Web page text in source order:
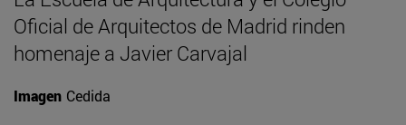
Oficial de Arquitectos de Madrid rinden
homenaje a Javier Carvajal
Imagen Cedida